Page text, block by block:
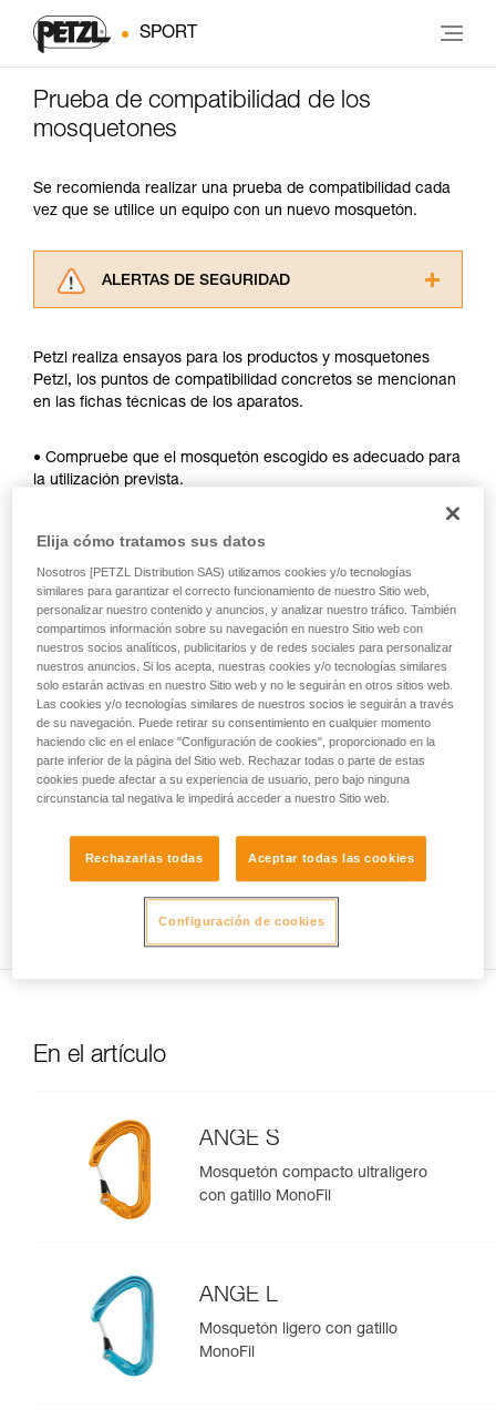
SPORT
Prueba de compatibilidad de los
mosquetones
Se recomienda realizar una prueba de compatibilidad cada
vez que se utilice un equipo con un nuevo mosquetón.
ALERTAS DE SEGURIDAD
consultarlo. Usted debe comprender la
información de la ficha técnica para poder
comprender este complemento informativo.
y un entrenamiento específico. Confirme a
través de un profesional su capacidad para
autónoma.
Damos ejemplos de técnicas relacionadas con
su actividad. Pueden existir otras que no
describimos aquí.
Petzl realiza ensayos para los productos y mosquetones
Petzl, los puntos de compatibilidad concretos se mencionan
en las fichas técnicas de los aparatos.
• Compruebe que el mosquetón escogido es adecuado para
la utilización prevista.
• Compruebe que el mosquetón no se bloquea en el orificio
de conexión del aparato.
• Valore la posibilidad de que el mosquetón se coloque en
una mala posición y la estabilidad de esta mala posición.
• Compruebe los riesgos de interferencia entre los
elementos del sistema y el casquillo del mosquetón.
Observación
compatibilidad cuando cambie el mosquetón. En efecto, la
mosquetón y ya no sujetar correctamente al segundo.
En el artículo
ANGE S
Mosquetón compacto ultraligero
con gatillo MonoFil
ANGE L
Mosquetón ligero con gatillo
MonoFil
Elija cómo tratamos sus datos
Nosotros [PETZL Distribution SAS) utilizamos cookies y/o tecnologías
similares para garantizar el correcto funcionamiento de nuestro Sitio web,
personalizar nuestro contenido y anuncios, y analizar nuestro tráfico. También
compartimos información sobre su navegación en nuestro Sitio web con
nuestros socios analíticos, publicitarios y de redes sociales para personalizar
nuestros anuncios. Si los acepta, nuestras cookies y/o tecnologías similares
solo estarán activas en nuestro Sitio web y no le seguirán en otros sitios web.
Las cookies y/o tecnologías similares de nuestros socios le seguirán a través
de su navegación. Puede retirar su consentimiento en cualquier momento
haciendo clic en el enlace "Configuración de cookies", proporcionado en la
parte inferior de la página del Sitio web. Rechazar todas o parte de estas
cookies puede afectar a su experiencia de usuario, pero bajo ninguna
circunstancia tal negativa le impedirá acceder a nuestro Sitio web.
Rechazarlas todas Aceptar todas las cookies
Configuración de cookies